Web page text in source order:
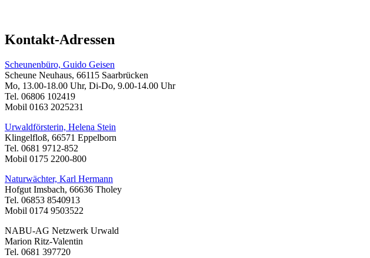
Kontakt-Adressen
Scheunenbüro, Guido Geisen
Scheune Neuhaus, 66115 Saarbrücken
Mo, 13.00-18.00 Uhr, Di-Do, 9.00-14.00 Uhr
Tel. 06806 102419
Mobil 0163 2025231
Urwaldförsterin, Helena Stein
Klingelfloß, 66571 Eppelborn
Tel. 0681 9712-852
Mobil 0175 2200-800
Naturwächter, Karl Hermann
Hofgut Imsbach, 66636 Tholey
Tel. 06853 8540913
Mobil 0174 9503522
NABU-AG Netzwerk Urwald
Marion Ritz-Valentin
Tel. 0681 397720